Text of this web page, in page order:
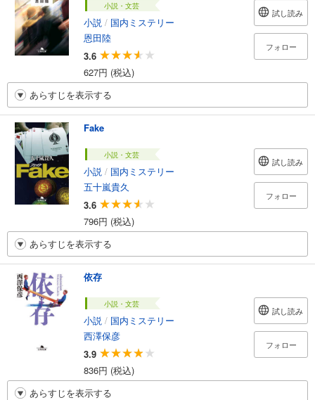
小説・文芸
小説 / 国内ミステリー
恩田陸
3.6
627円 (税込)
試し読み
フォロー
あらすじを表示する
Fake
小説・文芸
小説 / 国内ミステリー
五十嵐貴久
3.6
796円 (税込)
試し読み
フォロー
あらすじを表示する
依存
小説・文芸
小説 / 国内ミステリー
西澤保彦
3.9
836円 (税込)
試し読み
フォロー
あらすじを表示する